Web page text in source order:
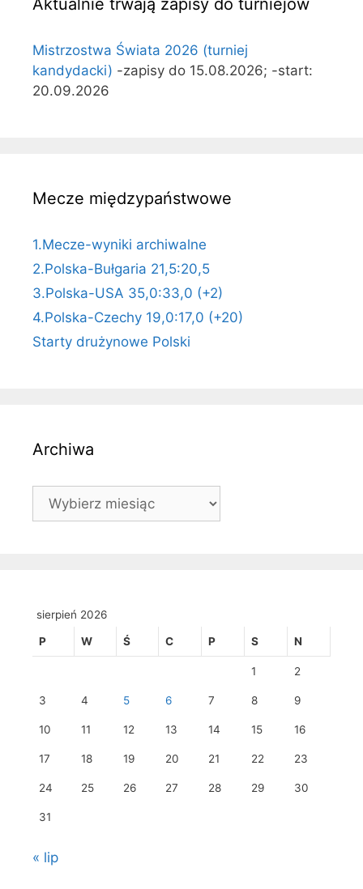
Aktualnie trwają zapisy do turniejów
Mistrzostwa Świata 2026 (turniej
kandydacki) -zapisy do 15.08.2026; -start:
20.09.2026
Mecze międzypaństwowe
1.Mecze-wyniki archiwalne
2.Polska-Bułgaria 21,5:20,5
3.Polska-USA 35,0:33,0 (+2)
4.Polska-Czechy 19,0:17,0 (+20)
Starty drużynowe Polski
Archiwa
Archiwa
sierpień 2026
P W Ś C P S N
1 2
3 4 5 6 7 8 9
10 11 12 13 14 15 16
17 18 19 20 21 22 23
24 25 26 27 28 29 30
31
« lip